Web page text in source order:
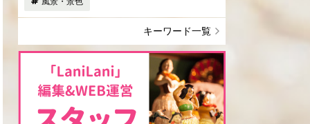
キーワード一覧